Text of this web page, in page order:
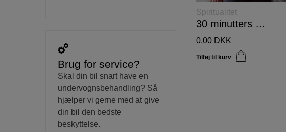
MERE
Spiritualitet
30 minutters gratis samtale.
0,00 DKK
Brug for service?
Skal din bil snart have en
undervognsbehandling? Så
hjælper vi gerne med at give
din bil den bedste
beskyttelse.